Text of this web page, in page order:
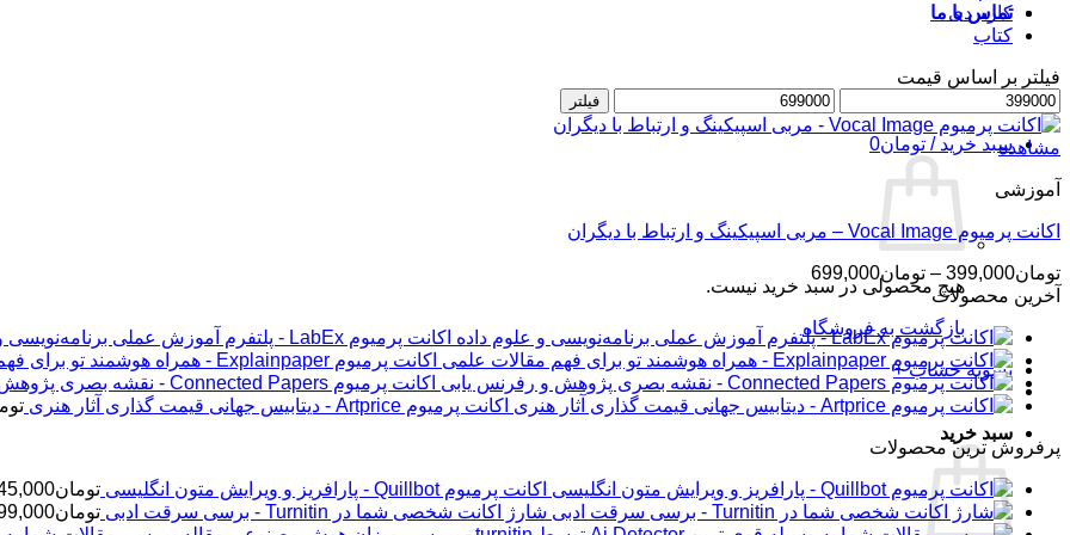
تماس با ما
ورود / عضویت
سبد خرید / تومان0
هیچ محصولی در سبد خرید نیست.
بازگشت به فروشگاه
تسویه حساب +
سبد خرید
کاربردی
کتاب
فیلتر بر اساس قیمت
حداقل
قیمت
حداکثر
قیمت
فیلتر
مشاهده
آموزشی
اکانت پرمیوم Vocal Image – مربی اسپیکینگ و ارتباط با دیگران
تومان399,000
– تومان699,000محدوده
قیمت:
تا
تومان699,000
آخرین محصولات
اکانت پرمیوم LabEx - پلتفرم آموزش عملی برنامه‌نویسی و علوم داده
اکانت پرمیوم Explainpaper - همراه هوشمند تو برای فهم مقالات علمی
اکانت پرمیوم Connected Papers - نقشه بصری پژوهش و رفرنس یابی
اکانت پرمیوم Artprice - دیتابیس جهانی قیمت ‌گذاری آثار هنری
پرفروش ترین محصولات
اکانت پرمیوم Quillbot - پارافریز و ویرایش متون انگلیسی تومان
شارژ اکانت شخصی شما در Turnitin - برسی سرقت ادبی تومان